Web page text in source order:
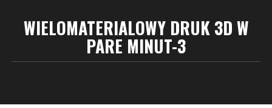
WIELOMATERIALOWY DRUK 3D W
PARE MINUT-3